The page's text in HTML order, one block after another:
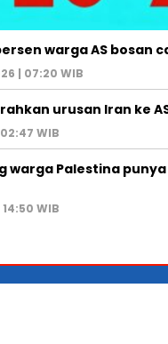
warga AS bosan
| 07:20 WIB
urusan Iran ke
WIB
warga Palestina
WIB